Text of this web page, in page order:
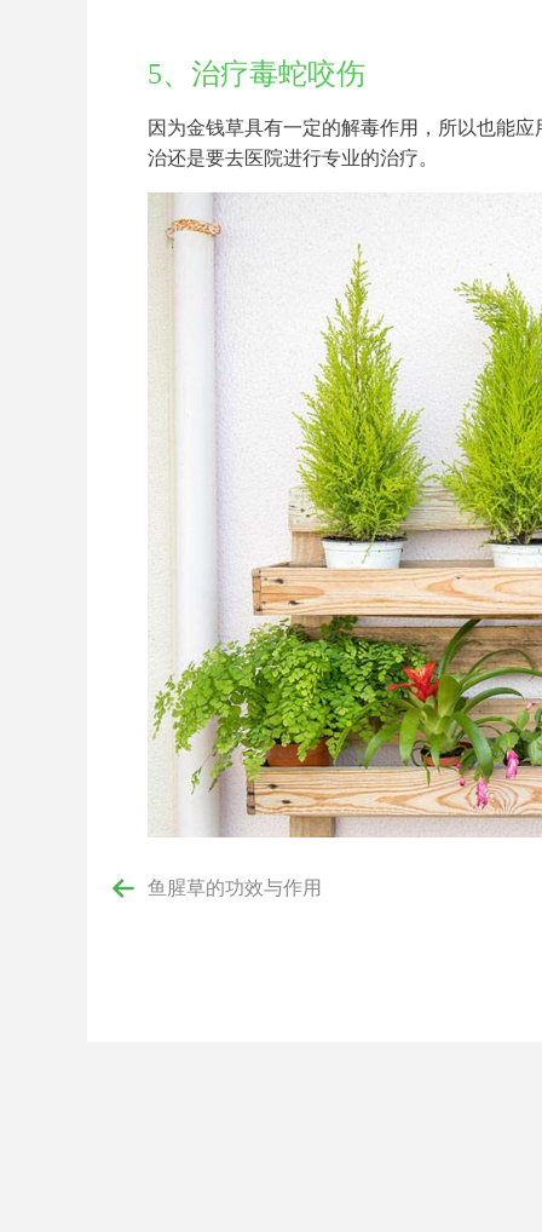
5、治疗毒蛇咬伤
因为金钱草具有一定的解毒作用，所以也能
治还是要去医院进行专业的治疗。
鱼腥草的功效与作用